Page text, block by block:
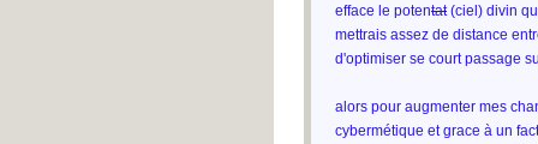
efface le potentat(ciel) divin
mettrais assez de distance
d'optimiser se court passage
alors pour augmenter mes
cybermétique et grace à un